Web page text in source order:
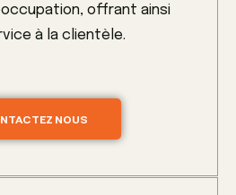
offrant ainsi
à la clientèle.
NOUS